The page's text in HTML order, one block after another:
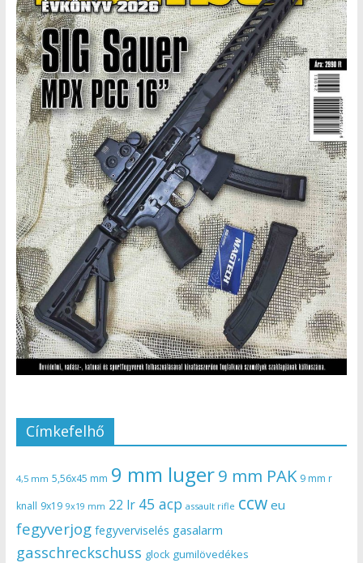
Címkefelhő
4,5 mm 5,56x45 mm 9 mm luger9 mm PAK 9 mm r
knall 9x19 9x19 mm 22 lr 45 acp assault rifle ccw eu
fegyverjog fegyverviselés gasalarm
gasschreckschuss glock gumilövedékes